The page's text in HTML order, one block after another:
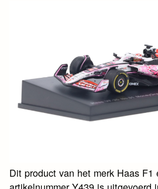
Dit product van het merk Haas